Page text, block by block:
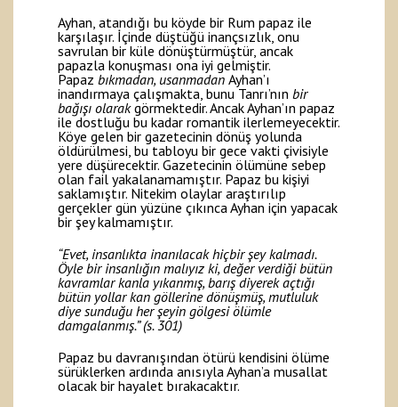
Ayhan, atandığı bu köyde bir Rum papaz ile
karşılaşır. İçinde düştüğü inançsızlık, onu
savrulan bir küle dönüştürmüştür, ancak
papazla konuşması ona iyi gelmiştir.
Papaz bıkmadan, usanmadan Ayhan’ı
inandırmaya çalışmakta, bunu Tanrı’nın bir
bağışı olarakgörmektedir. Ancak Ayhan’ın papaz
ile dostluğu bu kadar romantik ilerlemeyecektir.
Köye gelen bir gazetecinin dönüş yolunda
öldürülmesi, bu tabloyu bir gece vakti çivisiyle
yere düşürecektir. Gazetecinin ölümüne sebep
olan fail yakalanamamıştır. Papaz bu kişiyi
saklamıştır. Nitekim olaylar araştırılıp
gerçekler gün yüzüne çıkınca Ayhan için yapacak
bir şey kalmamıştır.
“Evet, insanlıkta inanılacak hiçbir şey kalmadı.
Öyle bir insanlığın malıyız ki, değer verdiği bütün
kavramlar kanla yıkanmış, barış diyerek açtığı
bütün yollar kan göllerine dönüşmüş, mutluluk
diye sunduğu her şeyin gölgesi ölümle
damgalanmış.” (s. 301)
Papaz bu davranışından ötürü kendisini ölüme
sürüklerken ardında anısıyla Ayhan’a musallat
olacak bir hayalet bırakacaktır.